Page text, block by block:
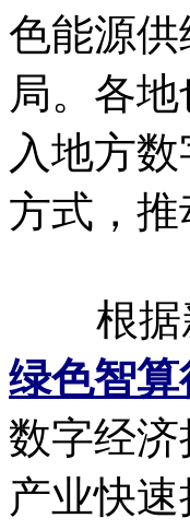
色能源
局。各
入地方
方式，
根据新
绿色智
数字经
产业快